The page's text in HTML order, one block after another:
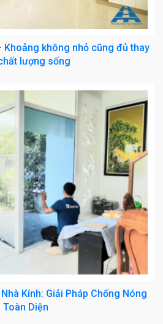
Khoảng không nhỏ cũng đủ thay
lượng sống
Kính: Giải Pháp Chống Nóng
Toàn Diện